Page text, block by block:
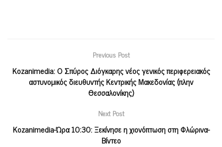
Previous Post
Κοzanimedia: O Σπύρος Διόγκαρης νέος γενικός περιφερειακός
αστυνομικός διευθυντής Κεντρικής Μακεδονίας (πλην
Θεσσαλονίκης)
Next Post
Kozanimedia-Ώρα 10:30: Ξεκίνησε η χιονόπτωση στη Φλώρινα-
Βίντεο